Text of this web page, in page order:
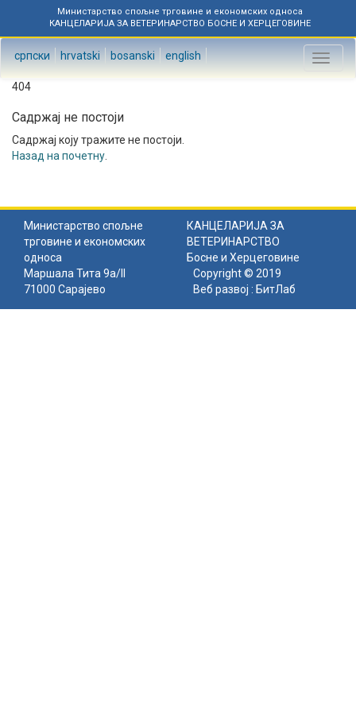
Министарство спољне трговине и економских односа
КАНЦЕЛАРИЈА ЗА ВЕТЕРИНАРСТВО БОСНЕ И ХЕРЦЕГОВИНЕ
српски hrvatski bosanski english
Toggle
404
Садржај не постоји
Садржај коју тражите не постоји.
Назад на почетну
Министарство спољне
трговине и економских
односа
КАНЦЕЛАРИЈА ЗА
ВЕТЕРИНАРСТВО
Босне и Херцеговине
Маршала Тита 9а/II
71000 Сарајево
Copyright © 2019
Веб развој : БитЛаб